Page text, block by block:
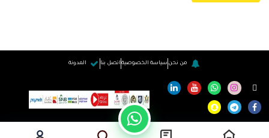
من نحن سياسة الخصوصية اتصل بنا المدونة